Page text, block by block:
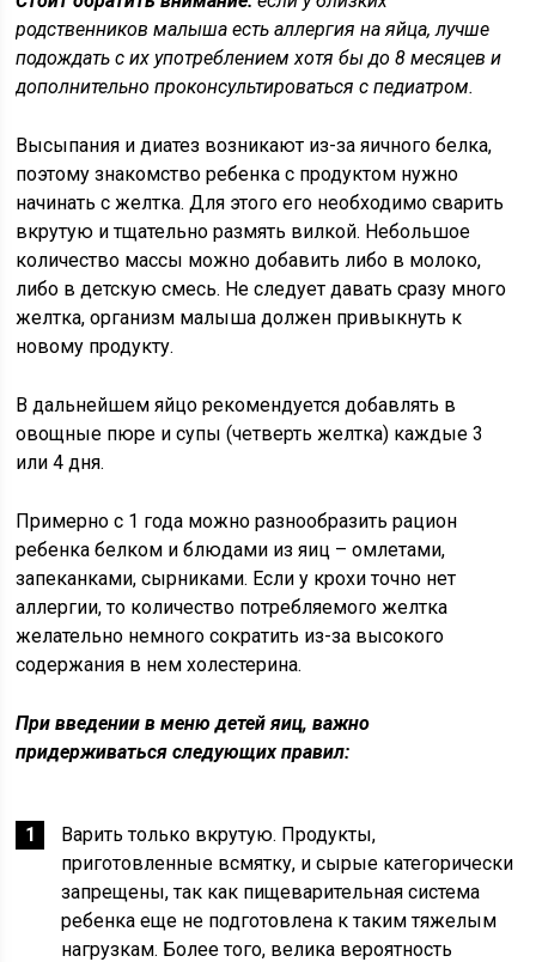
родственников малыша есть аллергия на яйца, лучше
подождать с их употреблением хотя бы до 8 месяцев и
дополнительно проконсультироваться с педиатром.
Высыпания и диатез возникают из-за яичного белка,
поэтому знакомство ребенка с продуктом нужно
начинать с желтка. Для этого его необходимо сварить
вкрутую и тщательно размять вилкой. Небольшое
количество массы можно добавить либо в молоко,
либо в детскую смесь. Не следует давать сразу много
желтка, организм малыша должен привыкнуть к
новому продукту.
В дальнейшем яйцо рекомендуется добавлять в
овощные пюре и супы (четверть желтка) каждые 3
или 4 дня.
Примерно с 1 года можно разнообразить рацион
ребенка белком и блюдами из яиц – омлетами,
запеканками, сырниками. Если у крохи точно нет
аллергии, то количество потребляемого желтка
желательно немного сократить из-за высокого
содержания в нем холестерина.
При введении в меню детей яиц, важно
придерживаться следующих правил:
Варить только вкрутую. Продукты,
приготовленные всмятку, и сырые категорически
запрещены, так как пищеварительная система
ребенка еще не подготовлена к таким тяжелым
нагрузкам. Более того, велика вероятность